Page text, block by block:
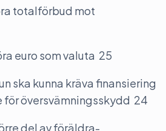
totalförbud mot
euro som valuta 25
ska kunna kräva finansiering
översvämningsskydd 24
del av föräldra-